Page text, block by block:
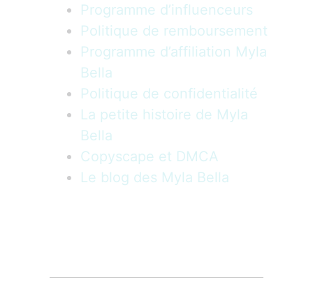
Programme d’influenceurs
Politique de remboursement
Programme d’affiliation Myla
Bella
Politique de confidentialité
La petite histoire de Myla
Bella
Copyscape et DMCA
Le blog des Myla Bella